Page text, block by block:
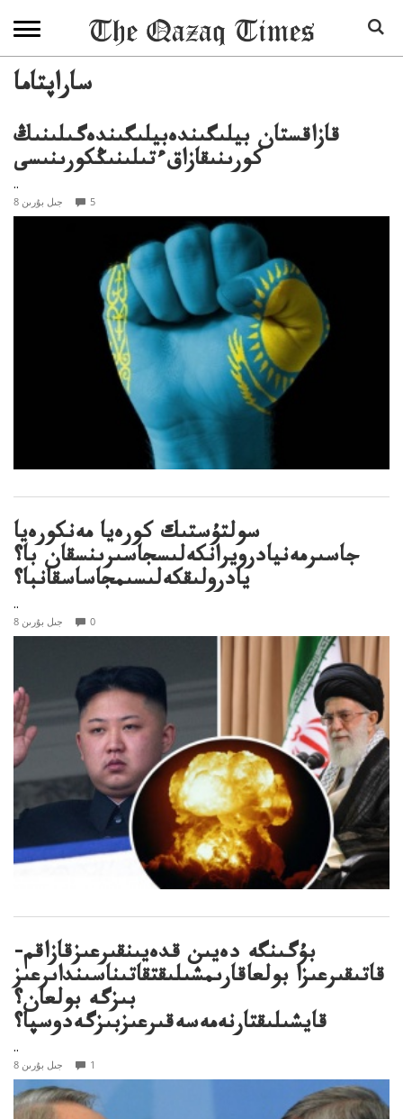
ساراپتاما
قازاقستان بيلىگىندەبيلىگىندەگىلىنىڭ
كورىنىقازاقءتىلىنىڭكورىنىسى
..
8 جىل بۇرىن 5
سولتۇستىك كورەيا مەنكورەيا
جاسىرمەنيادرويرانكەلىسجاسىرىنسقان با؟
يادرولىقكەلىسىمجاساسقانبا؟
..
8 جىل بۇرىن 0
بۇگىنگە دەيىن قدەيىنقىرعىزقازاقم-
قاتىقىرعىزا بولعاقارىمشىلىقتقاتىناسىنداىرعىز
بىزگە بولعان؟
قايشىلىقتارنەمەسەقىرعىزبىزگەدوسپا؟
..
8 جىل بۇرىن 1